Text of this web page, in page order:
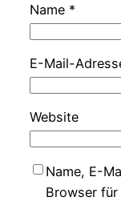
Name *
E-Mail-
Website
Name, E-
Browser